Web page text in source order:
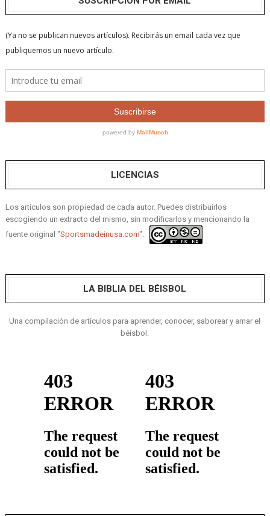
LICENCIAS
Los artículos son propiedad de cada autor. Puedes distribuirlos
escogiendo un extracto del mismo, sin modificarlos y mencionando la
fuente original "Sportsmadeinusa.com".
LA BIBLIA DEL BÉISBOL
Una compilación de artículos para aprender, conocer, saborear y amar el
béisbol.